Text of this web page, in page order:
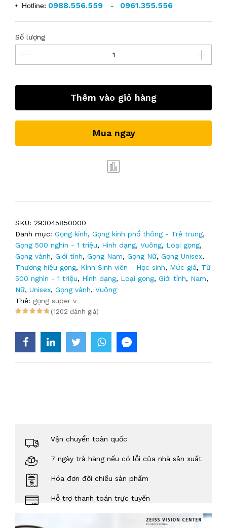
• Hotline: 0988.556.559 - 0961.355.556
Số lượng
Thêm vào giỏ hàng
Mua ngay
SKU: 293045850000
Danh mục: Gọng kính, Gọng kính phổ thông - Trẻ trung,
Gọng 500 nghìn - 1 triệu, Hình dạng, Vuông, Loại gọng,
Gọng vành, Giới tính, Gọng Nam, Gọng Nữ, Gọng Unisex,
Thương hiệu gọng, Kính Sinh viên - Học sinh, Mức giá, Từ
500 nghìn - 1 triệu, Hình dạng, Loại gọng, Giới tính, Nam,
Nữ, Unisex, Gọng vành, Vuông
Thẻ: gọng super v
(1202 đánh giá)
Vận chuyển toàn quốc
7 ngày trả hàng nếu có lỗi của nhà sản xuất
Hóa đơn đối chiếu sản phẩm
Hỗ trợ thanh toán trực tuyến